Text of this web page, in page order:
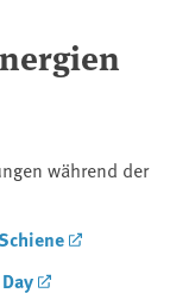
während der